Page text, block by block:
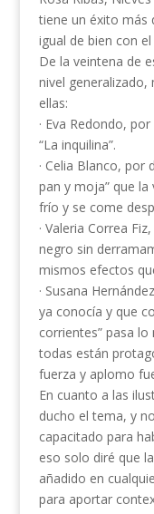
tiene un éxito más
igual de bien con
De la veintena de
nivel
ellas:
· Eva Redondo,
“La inquilina”.
· Celia Blanco, por
pan y moja” que
frío y se come
· Valeria Correa
negro sin
mismos efectos
· Susana
ya conocía y que
corrientes” pasa
todas están
fuerza y aplomo
En cuanto a las
ducho el tema, y
capacitado para
eso solo diré que
añadido en
para aportar